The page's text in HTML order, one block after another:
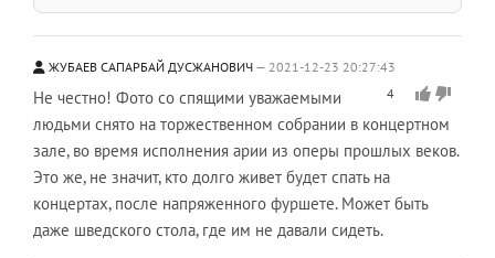
ЖУБАЕВ САПАРБАЙ ДУСЖАНОВИЧ
2021-12-23 20:27:43
4
Не честно! Фото со спящими уважаемыми
людьми снято на торжественном собрании в концертном
зале, во время исполнения арии из оперы прошлых веков.
Это же, не значит, кто долго живет будет спать на
концертах, после напряженного фуршете. Может быть
даже шведского стола, где им не давали сидеть.